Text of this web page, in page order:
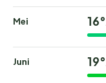
Mei 16°
Juni 19°